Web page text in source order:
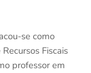
se como
Fiscais
professor em